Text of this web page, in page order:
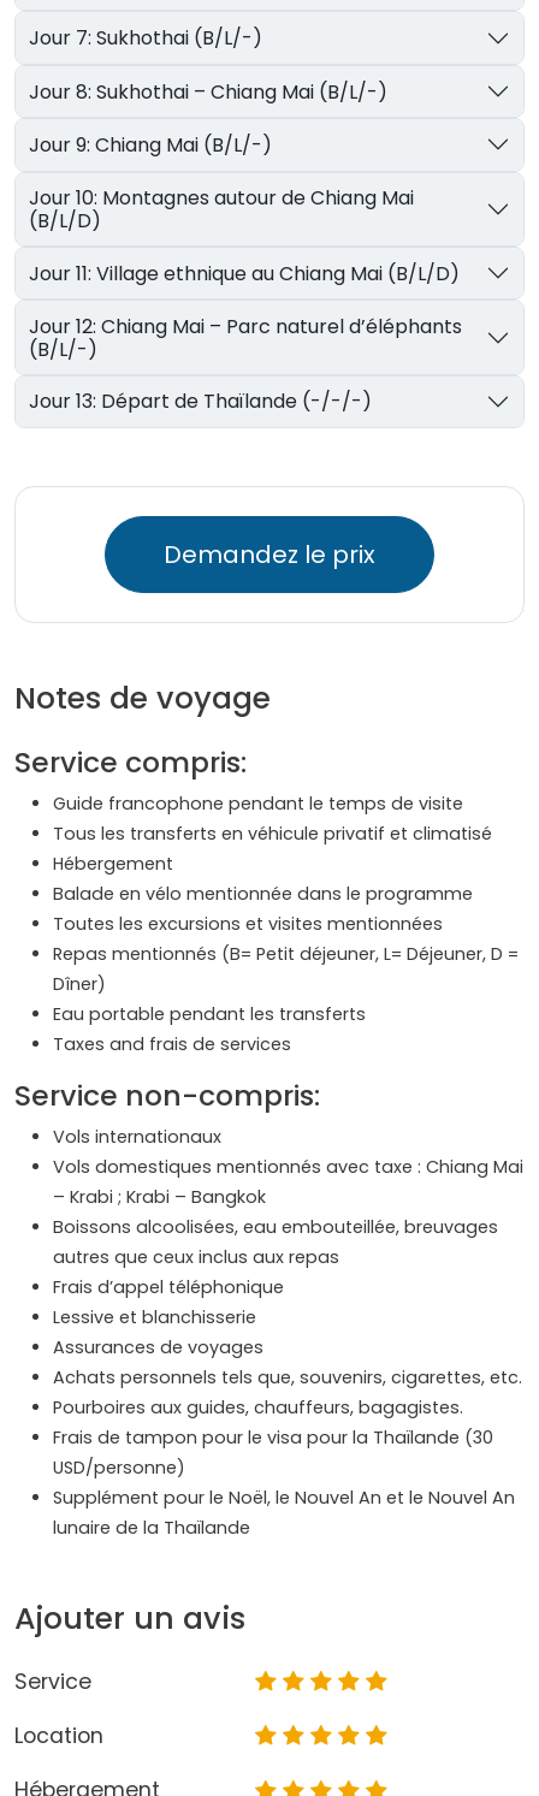
Jour 7: Sukhothai (B/L/-)
Jour 8: Sukhothai – Chiang Mai (B/L/-)
Jour 9: Chiang Mai (B/L/-)
Jour 10: Montagnes autour de Chiang Mai
(B/L/D)
Jour 11: Village ethnique au Chiang Mai (B/L/D)
Jour 12: Chiang Mai – Parc naturel d’éléphants
(B/L/-)
Jour 13: Départ de Thaïlande (-/-/-)
Demandez le prix
Notes de voyage
Service compris:
Guide francophone pendant le temps de visite
Tous les transferts en véhicule privatif et climatisé
Hébergement
Balade en vélo mentionnée dans le programme
Toutes les excursions et visites mentionnées
Repas mentionnés (B= Petit déjeuner, L= Déjeuner, D =
Dîner)
Eau portable pendant les transferts
Taxes and frais de services
Service non-compris:
Vols internationaux
Vols domestiques mentionnés avec taxe : Chiang Mai
– Krabi ; Krabi – Bangkok
Boissons alcoolisées, eau embouteillée, breuvages
autres que ceux inclus aux repas
Frais d’appel téléphonique
Lessive et blanchisserie
Assurances de voyages
Achats personnels tels que, souvenirs, cigarettes, etc.
Pourboires aux guides, chauffeurs, bagagistes.
Frais de tampon pour le visa pour la Thaïlande (30
USD/personne)
Supplément pour le Noël, le Nouvel An et le Nouvel An
lunaire de la Thaïlande
Ajouter un avis
Service
Location